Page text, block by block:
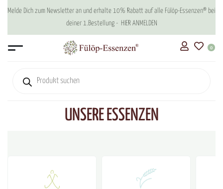
Melde Dich zum Newsletter an und erhalte 10% Rabatt auf alle Fülöp-Essenzen® bei
deiner 1.Bestellung - HIER ANMELDEN
0
UNSERE ESSENZEN